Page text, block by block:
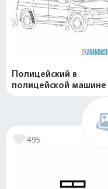
Полицейский в
полицейской машине
495